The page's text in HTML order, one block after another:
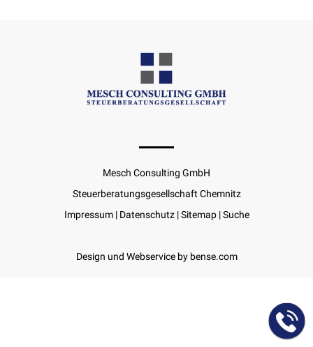
Mesch Consulting GmbH
Steuerberatungsgesellschaft Chemnitz
Impressum| Datenschutz|Sitemap|Suche
Design und Webservice by bense.com